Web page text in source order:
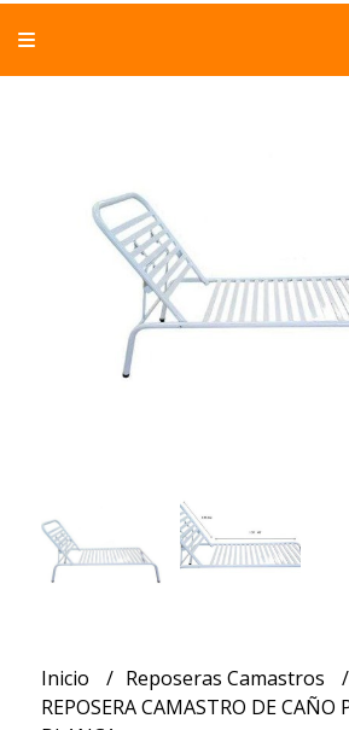
Inicio
Reposeras Camastros
REPOSERA CAMASTRO DE CAÑO